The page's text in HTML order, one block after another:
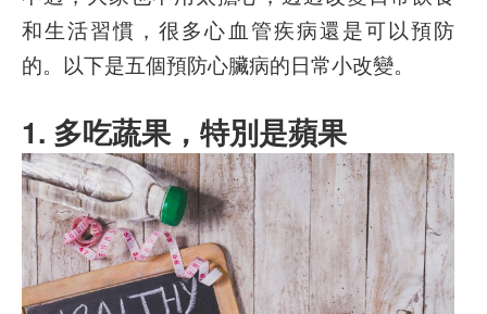
和生活習慣，很多心血管疾病還是可以預防
的。以下是五個預防心臟病的日常小改變。
1. 多吃蔬果，特別是蘋果